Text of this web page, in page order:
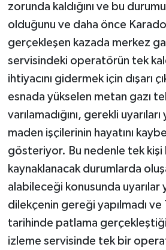
zorunda kaldığını ve bu
olduğunu ve daha önce
gerçekleşen kazada merkez
servisindeki operatörün tek
ihtiyacını gidermek için dışarı
esnada yükselen metan gazı
varılamadığını, gerekli uyarıları
maden işçilerinin hayatını
gösteriyor. Bu nedenle tek kişi
kaynaklanacak durumlarda
alabileceği konusunda uyarılar
dilekçenin gereği yapılmadı
tarihinde patlama
izleme servisinde tek bir